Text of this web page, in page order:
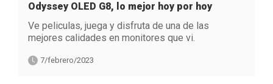
Odyssey OLED G8, lo mejor hoy por hoy
Ve peliculas, juega y disfruta de una de las
mejores calidades en monitores que vi.
7/febrero/2023